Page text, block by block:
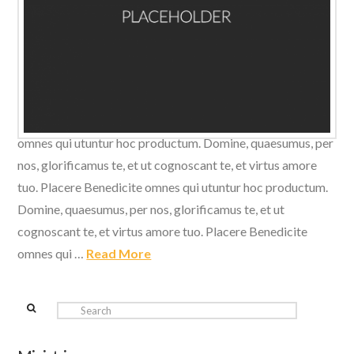
omnes qui utuntur hoc productum. Domine, quaesumus, per
nos, glorificamus te, et ut cognoscant te, et virtus amore
tuo. Placere Benedicite omnes qui utuntur hoc productum.
Domine, quaesumus, per nos, glorificamus te, et ut
cognoscant te, et virtus amore tuo. Placere Benedicite
omnes qui … Read More